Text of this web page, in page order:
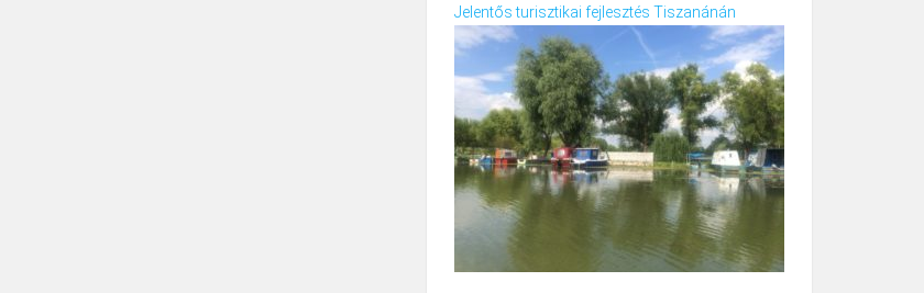
Jelentős turisztikai fejlesztés Tiszanánán